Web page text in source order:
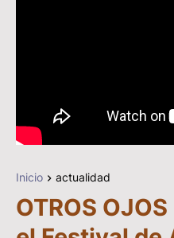
Inicio actualidad
OTROS